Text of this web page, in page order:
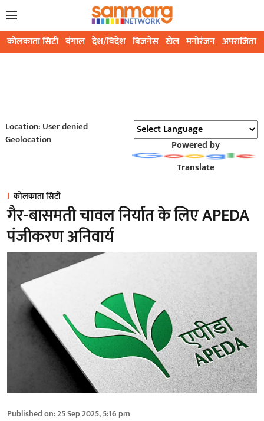
कोलकाता सिटी बंगाल देश/विदेश बिजनेस खेल मनोरंजन अपराजिता
Location: User denied
Geolocation
Powered by
Translate
कोलकाता सिटी
गैर-बासमती चावल निर्यात के लिए APEDA
पंजीकरण अनिवार्य
Published on:25 Sep 2025, 5:16 pm